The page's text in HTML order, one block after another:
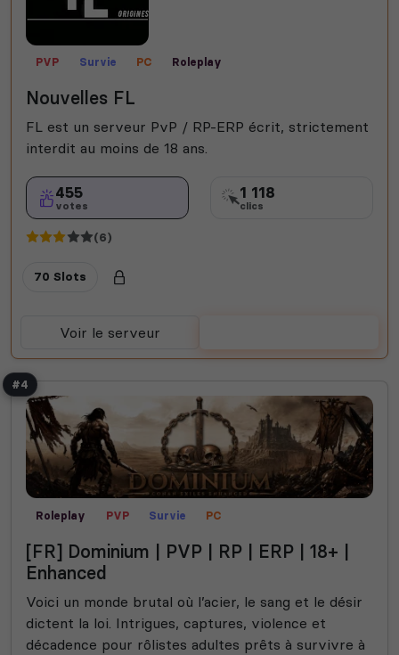
PVP Survie PC Roleplay
Nouvelles FL
FL est un serveur PvP / RP-ERP écrit, strictement
interdit au moins de 18 ans.
455
votes
1 118
clics
(6)
70 Slots
Voir le serveur
#4
Roleplay PVP Survie PC
[FR] Dominium | PVP | RP | ERP | 18+ |
Enhanced
Voici un monde brutal où l’acier, le sang et le désir
dictent la loi. Intrigues, captures, violence et
décadence pour rôlistes adultes prêts à survivre à